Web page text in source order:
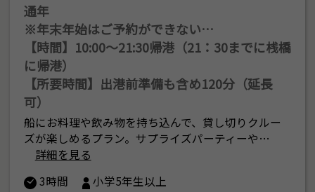
通年
※年末年始はご予約ができない…
【時間】10:00〜21:30帰港（21：30までに桟橋
に帰港）
【所要時間】出港前準備も含め120分（延長
可）
船にお料理や飲み物を持ち込んで、貸し切りクルー
ズが楽しめるプラン。サプライズパーティーや…
詳細を見る
3時間
小学5年生以上